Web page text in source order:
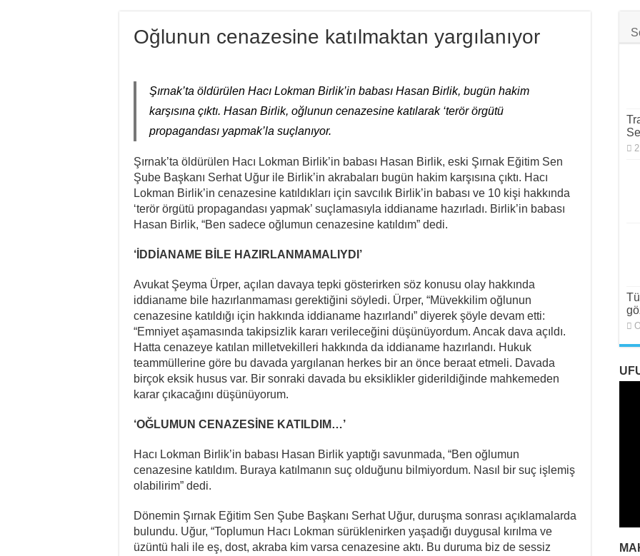
Bir Mezar Taşı Peşinden 88 Yaşında Strazburg’tan Cûdî’ye
Cezaevindeki 14. Gününde Özcan Aksu İşkenceyle mi Katledildi?
NATO Tutsakları Serbest Bırakılsın!
Oğlunun cenazesine katılmaktan yargılanıyor
Şırnak’ta öldürülen Hacı Lokman Birlik’in babası Hasan Birlik, bugün hakim
karşısına çıktı. Hasan Birlik, oğlunun cenazesine katılarak ‘terör örgütü
propagandası yapmak’la suçlanıyor.
Şırnak’ta öldürülen Hacı Lokman Birlik’in babası Hasan Birlik, eski Şırnak Eğitim Sen
Şube Başkanı Serhat Uğur ile Birlik’in akrabaları bugün hakim karşısına çıktı. Hacı
Lokman Birlik’in cenazesine katıldıkları için savcılık Birlik’in babası ve 10 kişi hakkında
‘terör örgütü propagandası yapmak’ suçlamasıyla iddianame hazırladı. Birlik’in babası
Hasan Birlik, “Ben sadece oğlumun cenazesine katıldım” dedi.
‘İDDİANAME BİLE HAZIRLANMAMALIYDI’
Avukat Şeyma Ürper, açılan davaya tepki gösterirken söz konusu olay hakkında
iddianame bile hazırlanmaması gerektiğini söyledi. Ürper, “Müvekkilim oğlunun
cenazesine katıldığı için hakkında iddianame hazırlandı” diyerek şöyle devam etti:
“Emniyet aşamasında takipsizlik kararı verileceğini düşünüyordum. Ancak dava açıldı.
Hatta cenazeye katılan milletvekilleri hakkında da iddianame hazırlandı. Hukuk
teammüllerine göre bu davada yargılanan herkes bir an önce beraat etmeli. Davada
birçok eksik husus var. Bir sonraki davada bu eksiklikler giderildiğinde mahkemeden
karar çıkacağını düşünüyorum.
‘OĞLUMUN CENAZESİNE KATILDIM…’
Hacı Lokman Birlik’in babası Hasan Birlik yaptığı savunmada, “Ben oğlumun
cenazesine katıldım. Buraya katılmanın suç olduğunu bilmiyordum. Nasıl bir suç işlemiş
olabilirim” dedi.
Dönemin Şırnak Eğitim Sen Şube Başkanı Serhat Uğur, duruşma sonrası açıklamalarda
bulundu. Uğur, “Toplumun Hacı Lokman sürüklenirken yaşadığı duygusal kırılma ve
üzüntü hali ile eş, dost, akraba kim varsa cenazesine aktı. Bu duruma biz de sessiz